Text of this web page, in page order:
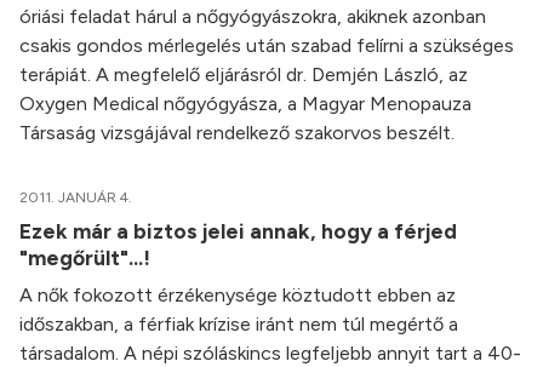
óriási feladat hárul a nőgyógyászokra, akiknek azonban
csakis gondos mérlegelés után szabad felírni a szükséges
terápiát. A megfelelő eljárásról dr. Demjén László, az
Oxygen Medical nőgyógyásza, a Magyar Menopauza
Társaság vizsgájával rendelkező szakorvos beszélt.
2011. JANUÁR 4.
Ezek már a biztos jelei annak, hogy a férjed
"megőrült"...!
A nők fokozott érzékenysége köztudott ebben az
időszakban, a férfiak krízise iránt nem túl megértő a
társadalom. A népi szóláskincs legfeljebb annyit tart a 40-